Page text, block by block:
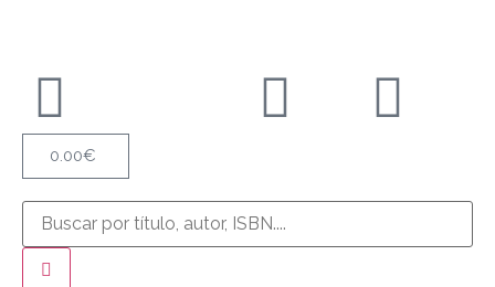
0.00€